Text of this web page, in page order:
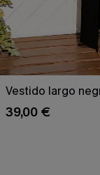
Vestido largo
39,00 €